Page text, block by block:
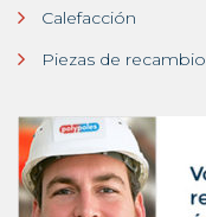
Calefacción
Piezas de recambio